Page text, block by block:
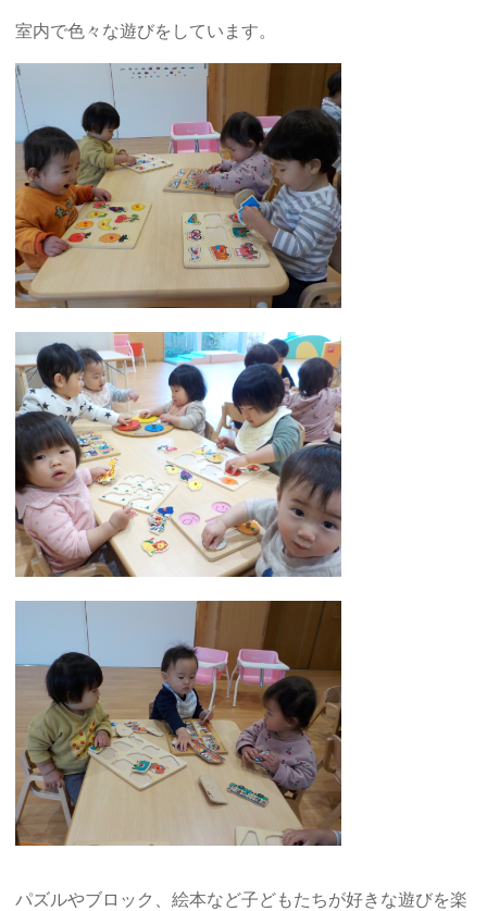
室内で色々な遊びをしています。
パズルやブロック、絵本など子どもたちが好きな遊びを楽